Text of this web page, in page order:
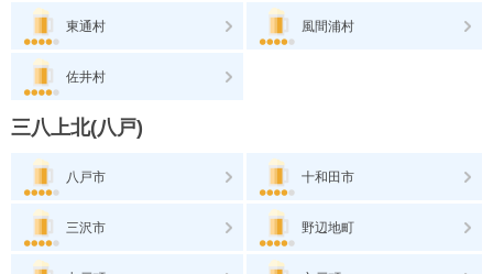
東通村 風間浦村
佐井村
三八上北(八戸)
八戸市 十和田市
三沢市 野辺地町